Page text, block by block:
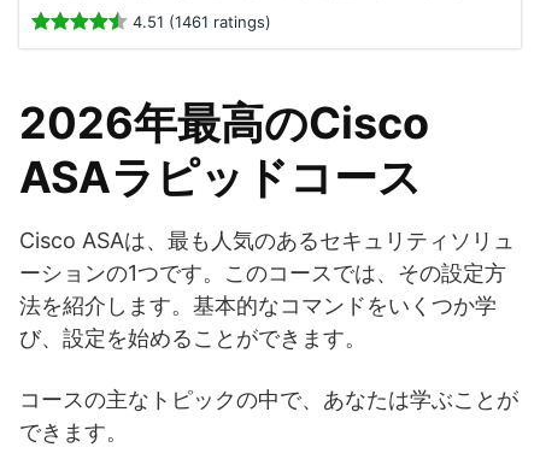
4.51 (1461 ratings)
2026年最高のCisco
ASAラピッドコース
Cisco ASAは、最も人気のあるセキュリティソリュ
ーションの1つです。このコースでは、その設定方
法を紹介します。基本的なコマンドをいくつか学
び、設定を始めることができます。
コースの主なトピックの中で、あなたは学ぶことが
できます。